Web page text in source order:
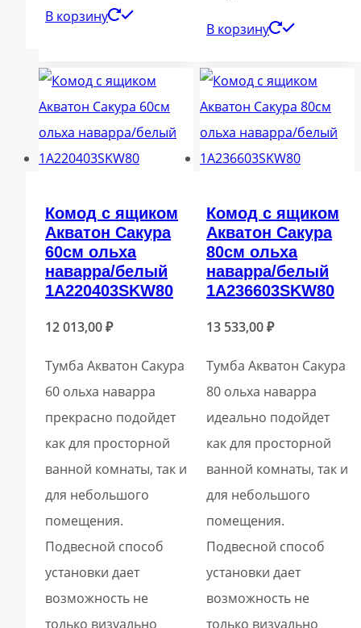
В корзину
В корзину
Комод с ящиком
Акватон Сакура
60см ольха
наварра/белый
1A220403SKW80
12 013,00₽
Тумба Акватон Сакура
60 ольха наварра
прекрасно подойдет
как для просторной
ванной комнаты, так и
для небольшого
помещения.
Подвесной способ
установки дает
возможность не
только визуально
Комод с ящиком
Акватон Сакура
80см ольха
наварра/белый
1A236603SKW80
13 533,00₽
Тумба Акватон Сакура
80 ольха наварра
идеально подойдет
как для просторной
ванной комнаты, так и
для небольшого
помещения.
Подвесной способ
установки дает
возможность не
только визуально